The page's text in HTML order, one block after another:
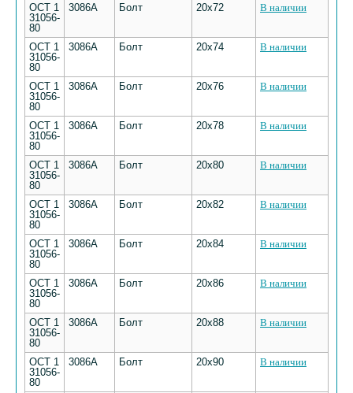
ОСТ 1
31056-
80
3086А Болт 20х72 В наличии
ОСТ 1
31056-
80
3086А Болт 20х74 В наличии
ОСТ 1
31056-
80
3086А Болт 20х76 В наличии
ОСТ 1
31056-
80
3086А Болт 20х78 В наличии
ОСТ 1
31056-
80
3086А Болт 20х80 В наличии
ОСТ 1
31056-
80
3086А Болт 20х82 В наличии
ОСТ 1
31056-
80
3086А Болт 20х84 В наличии
ОСТ 1
31056-
80
3086А Болт 20х86 В наличии
ОСТ 1
31056-
80
3086А Болт 20х88 В наличии
ОСТ 1
31056-
80
3086А Болт 20х90 В наличии